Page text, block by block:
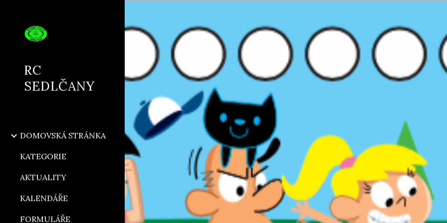
RC
SEDLČANY
DOMOVSKÁ STRÁNKA
KATEGORIE
AKTUALITY
KALENDÁŘE
FORMULÁŘE